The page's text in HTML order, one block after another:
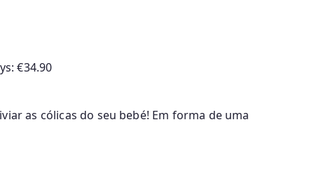
€34.90
as cólicas do seu bebé! Em forma de uma